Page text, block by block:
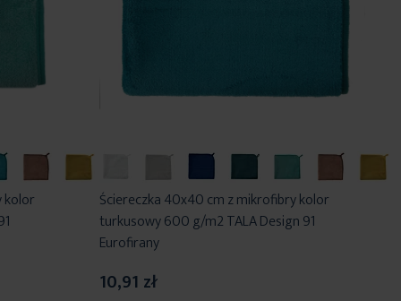
kolor
Ściereczka 40x40 cm z mikrofibry kolor
turkusowy 600 g/m2 TALA Design 91
Eurofirany
10,91 zł